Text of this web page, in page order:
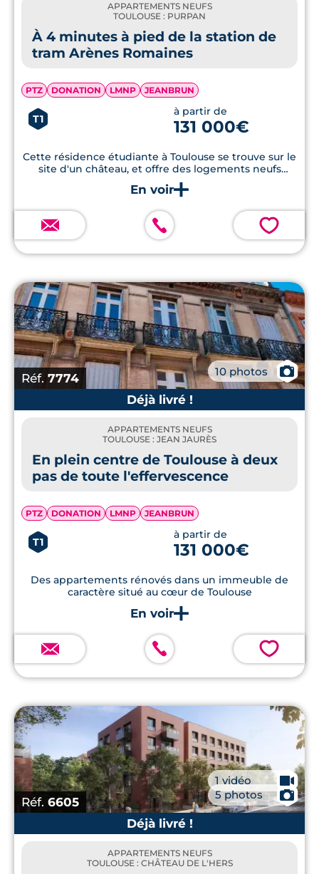
APPARTEMENTS NEUFS
TOULOUSE : PURPAN
À 4 minutes à pied de la station de
tram Arènes Romaines
PTZ DONATION LMNP JEANBRUN
T1
à partir de
131 000€
Cette résidence étudiante à Toulouse se trouve sur le
site d'un château, et offre des logements neufs
modernes, à proximité des commodités et des
transports en commun.
💗
Réf. 7774 10 photos
📷
Déjà livré !
APPARTEMENTS NEUFS
TOULOUSE : JEAN JAURÈS
En plein centre de Toulouse à deux
pas de toute l'effervescence
PTZ DONATION LMNP JEANBRUN
T1
à partir de
131 000€
Des appartements rénovés dans un immeuble de
caractère situé au cœur de Toulouse
💗
Réf. 6605
1 vidéo 🎥
5 photos
📷
Déjà livré !
APPARTEMENTS NEUFS
TOULOUSE : CHÂTEAU DE L'HERS